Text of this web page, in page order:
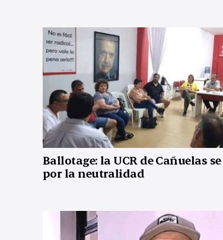
Ballotage: la UCR de Cañuelas
por la neutralidad